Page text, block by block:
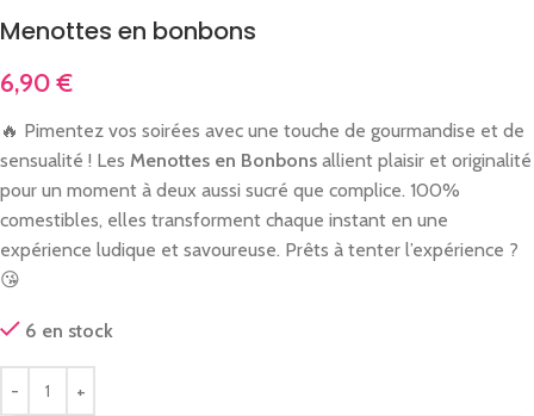
Menottes en bonbons
6,90€
🔥 Pimentez vos soirées avec une touche de gourmandise et de
sensualité ! Les Menottes en Bonbons allient plaisir et originalité
pour un moment à deux aussi sucré que complice. 100%
comestibles, elles transforment chaque instant en une
expérience ludique et savoureuse. Prêts à tenter l’expérience ?
😘
6 en stock